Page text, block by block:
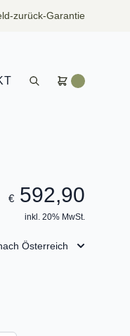
zurück-Garantie
€ 592,90
inkl. 20% MwSt.
Österreich